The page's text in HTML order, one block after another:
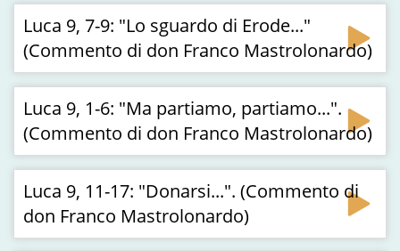
Luca 9, 7-9: "Lo sguardo di Erode..."
(Commento di don Franco Mastrolonardo)
Luca 9, 1-6: "Ma partiamo, partiamo...".
(Commento di don Franco Mastrolonardo)
Luca 9, 11-17: "Donarsi...". (Commento di
don Franco Mastrolonardo)